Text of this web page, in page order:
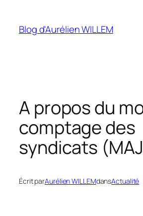
contenu
Blog d'Aurélien WILLEM
A propos du
comptage des
syndicats
Écrit parAurélien WILLEMdansActualité